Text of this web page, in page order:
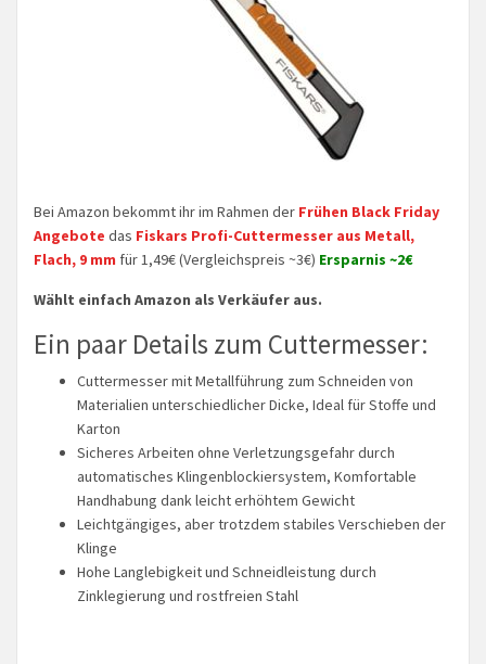
Bei Amazon bekommt ihr im Rahmen der Frühen Black Friday
Angebote das Fiskars Profi-Cuttermesser aus Metall,
Flach, 9 mm für 1,49€ (Vergleichspreis ~3€) Ersparnis ~2€
Wählt einfach Amazon als Verkäufer aus.
Ein paar Details zum Cuttermesser:
Cuttermesser mit Metallführung zum Schneiden von
Materialien unterschiedlicher Dicke, Ideal für Stoffe und
Karton
Sicheres Arbeiten ohne Verletzungsgefahr durch
automatisches Klingenblockiersystem, Komfortable
Handhabung dank leicht erhöhtem Gewicht
Leichtgängiges, aber trotzdem stabiles Verschieben der
Klinge
Hohe Langlebigkeit und Schneidleistung durch
Zinklegierung und rostfreien Stahl